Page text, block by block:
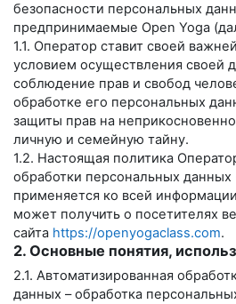
безопасности персональных
предпринимаемые Open Yoga
1.1. Оператор ставит своей
условием осуществления своей
соблюдение прав и свобод
обработке его персональных
защиты прав на
личную и семейную тайну.
1.2. Настоящая политика
обработки персональных данных
применяется ко всей
может получить о посетителях
сайта https://openyogaclass.com.
2. Основные понятия,
2.1. Автоматизированная
данных – обработка